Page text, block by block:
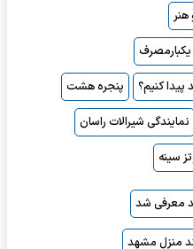
پنجره هشت
نمایندگی شیرالات راسان
سینه
معرفی شد
منزل مشهد